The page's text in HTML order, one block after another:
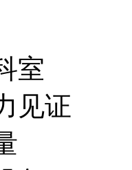
室
见证